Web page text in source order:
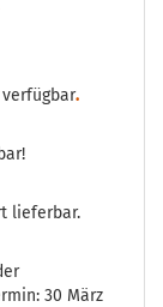
verfügbar.
lieferbar.
30 März